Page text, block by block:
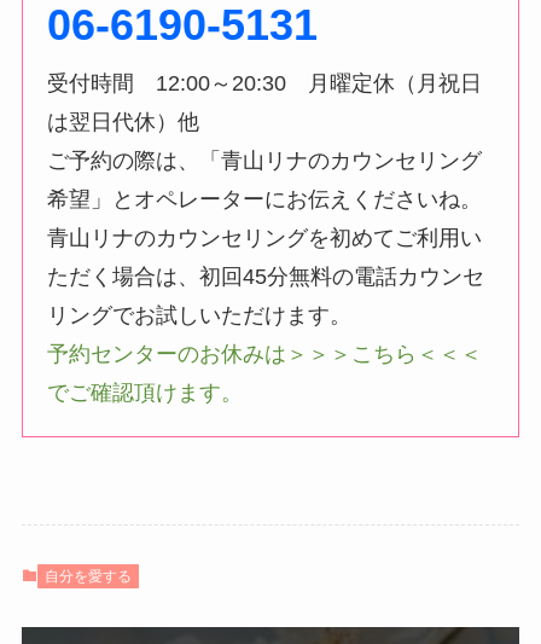
06-6190-5131
受付時間 12:00～20:30 月曜定休（月祝日
は翌日代休）他
ご予約の際は、「青山リナのカウンセリング
希望」とオペレーターにお伝えくださいね。
青山リナのカウンセリングを初めてご利用い
ただく場合は、初回45分無料の電話カウンセ
リングでお試しいただけます。
予約センターのお休みは＞＞＞こちら＜＜＜
でご確認頂けます。
自分を愛する